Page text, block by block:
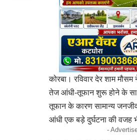
कोरबा। रविवार देर शाम
तेज आंधी-तूफान शुरू होने के
तूफान के कारण सामान्य
आंधी एक बड़े दुर्घटना की वजह
-